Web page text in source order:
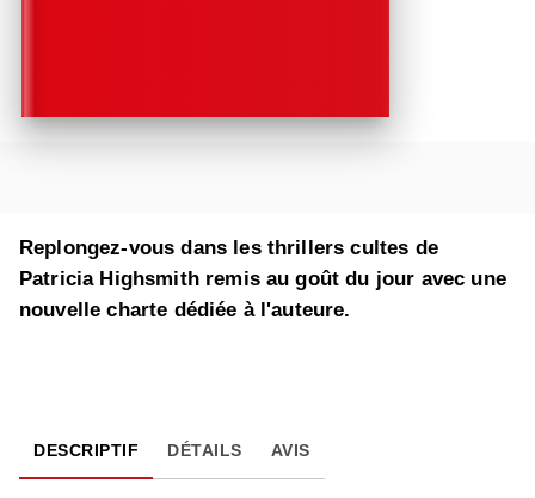
Replongez-vous dans les thrillers cultes de
Patricia Highsmith remis au goût du jour avec une
nouvelle charte dédiée à l'auteure.
DESCRIPTIF DÉTAILS AVIS